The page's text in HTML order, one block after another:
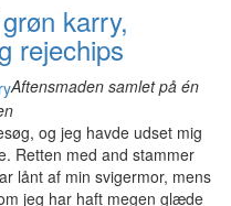
karry,
rejechips
Aftensmaden samlet på én
og jeg havde udset mig
Retten med and stammer
lånt af min svigermor, mens
jeg har haft megen glæde